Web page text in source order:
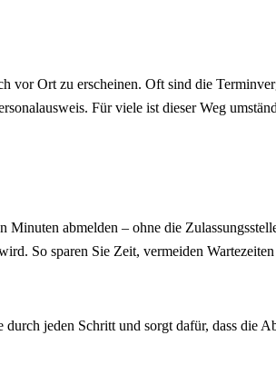
vor Ort zu erscheinen. Oft sind die
Für viele ist dieser Weg
abmelden – ohne die
So sparen Sie Zeit, vermeiden
jeden Schritt und sorgt dafür, dass die